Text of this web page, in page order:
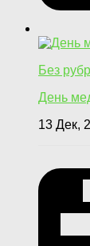
Без
День
13 Дек,